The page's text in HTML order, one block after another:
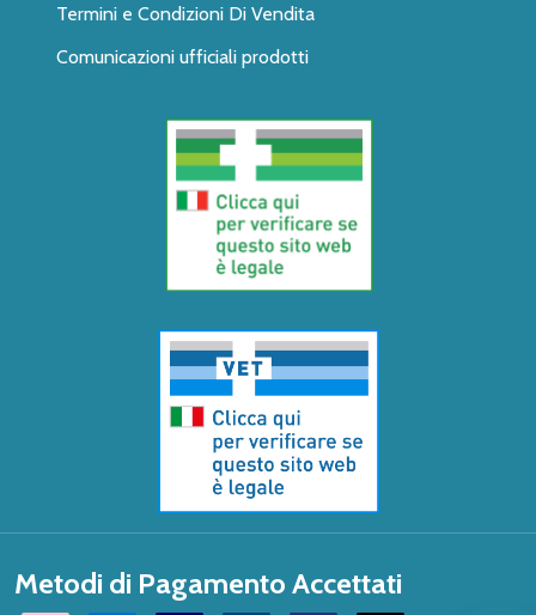
Termini e Condizioni Di Vendita
Comunicazioni ufficiali prodotti
Metodi di Pagamento Accettati